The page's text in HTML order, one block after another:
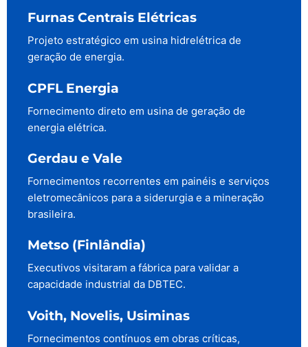
Furnas Centrais Elétricas
Projeto estratégico em usina hidrelétrica de
geração de energia.
CPFL Energia
Fornecimento direto em usina de geração de
energia elétrica.
Gerdau e Vale
Fornecimentos recorrentes em painéis e serviços
eletromecânicos para a siderurgia e a mineração
brasileira.
Metso (Finlândia)
Executivos visitaram a fábrica para validar a
capacidade industrial da DBTEC.
Voith, Novelis, Usiminas
Fornecimentos contínuos em obras críticas,